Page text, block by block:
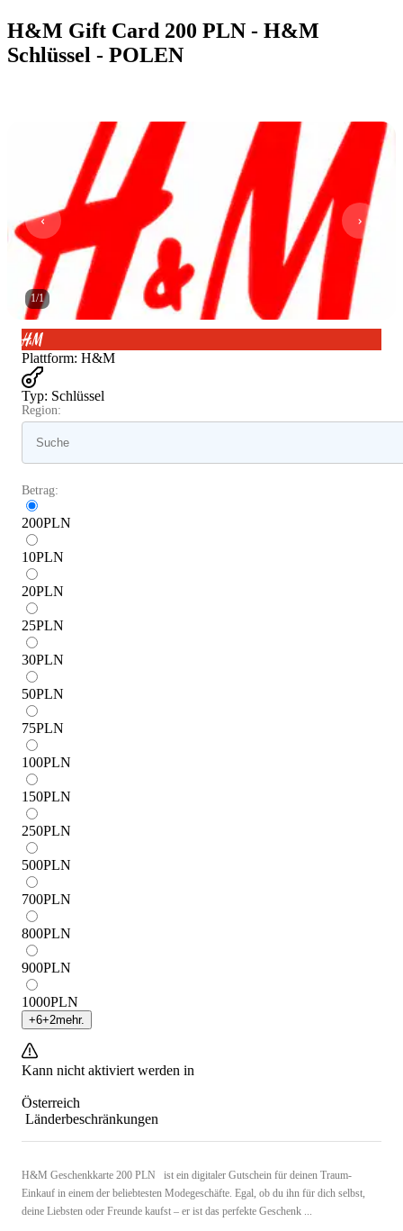
H&M Gift Card 200 PLN - H&M
Schlüssel - POLEN
1/1
Plattform: H&M
Typ: Schlüssel
Region:
Betrag:
200PLN
10PLN
20PLN
25PLN
30PLN
50PLN
75PLN
100PLN
150PLN
250PLN
500PLN
700PLN
800PLN
900PLN
1000PLN
+6+2mehr.
Kann nicht aktiviert werden in
Österreich
Länderbeschränkungen
H&M Geschenkkarte 200 PLN ist ein digitaler Gutschein für deinen Traum-
Einkauf in einem der beliebtesten Modegeschäfte. Egal, ob du ihn für dich selbst,
deine Liebsten oder Freunde kaufst – er ist das perfekte Geschenk ...